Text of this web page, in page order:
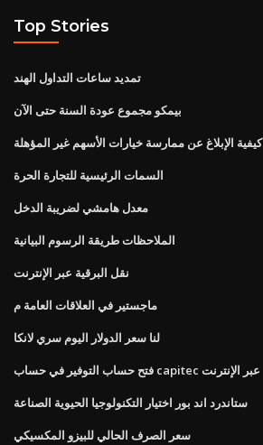
Top Stories
تمديد ساعات التداول الهند
بيمكو مجموع عودة السنة حتى الآن
كيفية الإبلاغ عن ممارسة خيارات الأسهم غير المؤهلة
السمات الرئيسية للتجارة الحرة
معدل هامشي لضريبة الدخل
الملاحظات طريقة الرسوم البيانية
نقل البرقية عبر الإنترنت
ماجستير في العلاقات العامة م
لنا سعر الدولار اليوم سري لانكا
فتح حساب التوفير في حساب capitec عبر الإنترنت
ستاندرد اند بور اختيار التكنولوجيا الحيوية الصناعة
سعر الصرف الحالي للبيزو المكسيكي